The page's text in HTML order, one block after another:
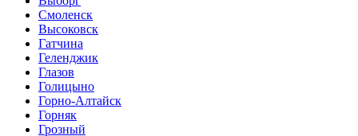
Смоленск
Высоковск
Гатчина
Геленджик
Глазов
Голицыно
Горно-Алтайск
Горняк
Грозный